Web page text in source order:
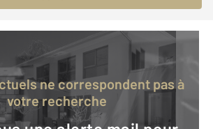
votre recherche